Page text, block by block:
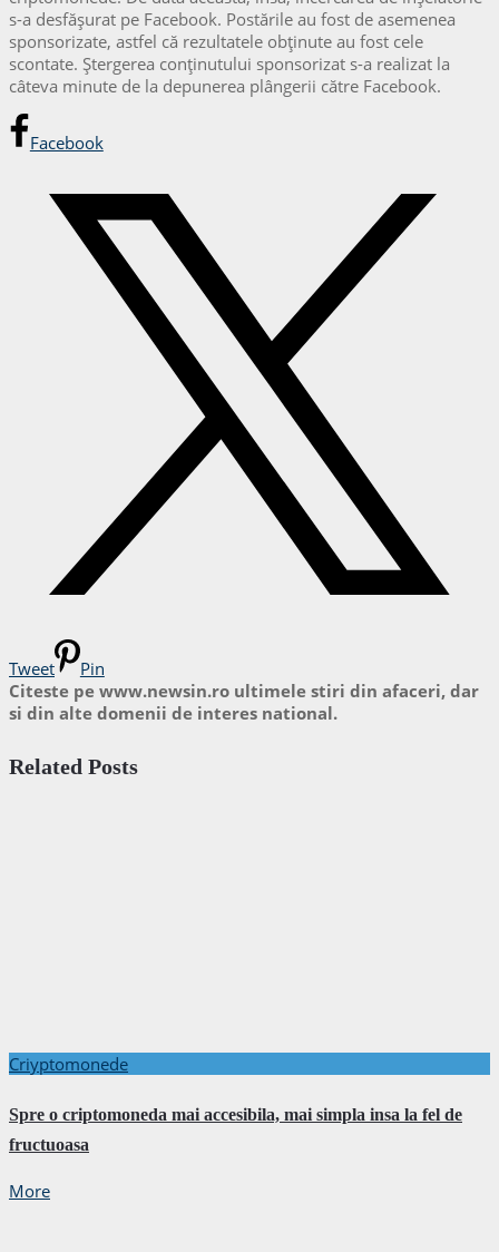
s-a desfăşurat pe Facebook. Postările au fost de asemenea
sponsorizate, astfel că rezultatele obținute au fost cele
scontate. Ştergerea conținutului sponsorizat s-a realizat la
câteva minute de la depunerea plângerii către Facebook.
Facebook
Tweet
Pin
Citeste pe www.newsin.ro ultimele stiri din afaceri, dar
si din alte domenii de interes national.
Related Posts
Criyptomonede
Spre o criptomoneda mai accesibila, mai simpla insa la fel de
fructuoasa
More